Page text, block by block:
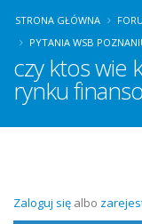
STRONA GŁÓWNA
PYTANIA WSB
czy ktos wie
rynku
Zaloguj się albo